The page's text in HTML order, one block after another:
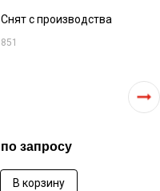
Снят с производства
851
по запросу
В корзину